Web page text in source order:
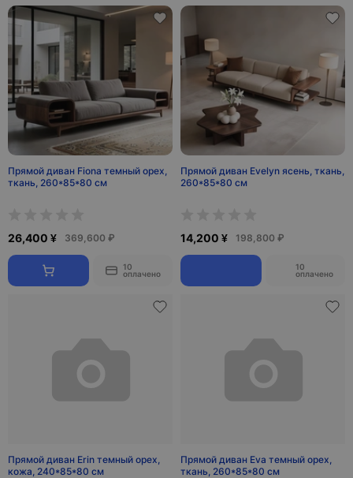
Прямой диван Fiona темный орех,
ткань, 260*85*80 см
26,400 ¥ 369,600 ₽
10
оплачено
Прямой диван Evelyn ясень, ткань,
260*85*80 см
14,200 ¥ 198,800 ₽
10
оплачено
Прямой диван Erin темный орех,
кожа, 240*85*80 см
Прямой диван Eva темный орех,
ткань, 260*85*80 см